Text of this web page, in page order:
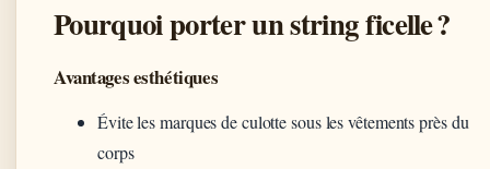
Pourquoi porter un string ficelle ?
Avantages esthétiques
Évite les marques de culotte sous les vêtements près du
corps